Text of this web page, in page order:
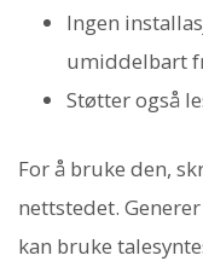
Ingen
umiddelbart
Støtter også
For å bruke den,
nettstedet.
kan bruke